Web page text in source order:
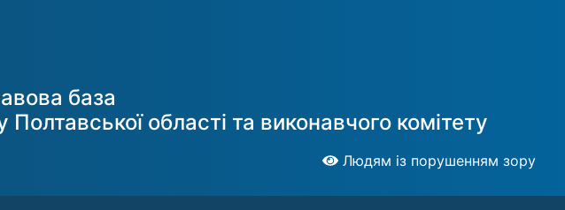
база
області та виконавчого комітету
Людям із порушенням зору